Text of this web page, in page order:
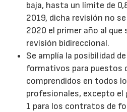
baja, hasta un límite de
2019, dicha revisión no
2020 el primer año al que
revisión bidireccional.
Se amplía la posibilidad
formativos para puestos
comprendidos en todos
profesionales, excepto el
1 para los contratos de